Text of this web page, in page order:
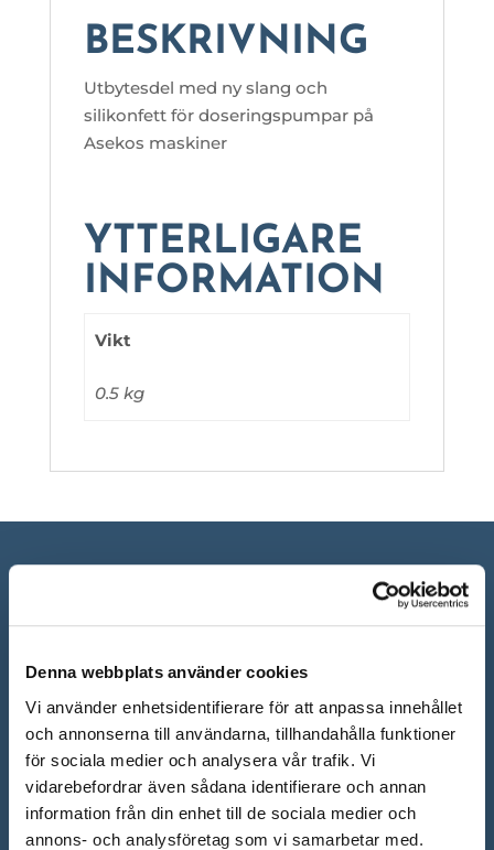
Denna webbplats använder cookies
Vi använder enhetsidentifierare för att anpassa innehållet
och annonserna till användarna, tillhandahålla funktioner
för sociala medier och analysera vår trafik. Vi
vidarebefordrar även sådana identifierare och annan
information från din enhet till de sociala medier och
annons- och analysföretag som vi samarbetar med.
BESKRIVNING
Utbytesdel med ny slang och
silikonfett för doseringspumpar på
Asekos maskiner
YTTERLIGARE
INFORMATION
Vikt
0.5 kg
ÖPPETTIDER SHOWROOM
Mån-Fre: 10.00 – 18.00